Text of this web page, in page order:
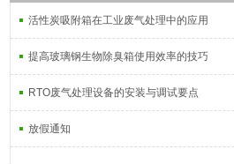
活性炭吸附塔：
通过利用高性能活性炭吸附剂固体本身的
活性炭吸附箱在工业废气处理中的应用
提高玻璃钢生物除臭箱使用效率的技巧
RTO废气处理设备的安装与调试要点
放假通知